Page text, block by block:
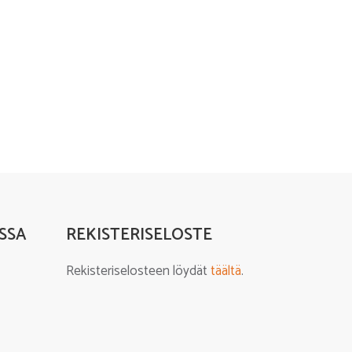
REKISTERISELOSTE
Rekisteriselosteen löydättäältä.